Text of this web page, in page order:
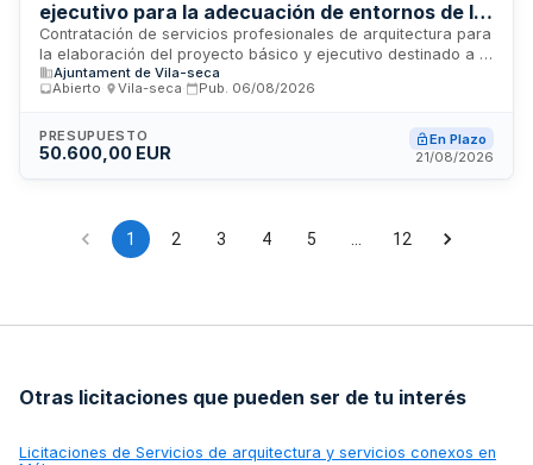
ejecutivo para la adecuación de entornos de la
bodega de Vila-seca
Contratación de servicios profesionales de arquitectura para
la elaboración del proyecto básico y ejecutivo destinado a la
adecuación de los entornos de la bodega de Vila-seca. El
servicio incluye la dirección de obra, estudios de seguridad
documentación técnica completa y coordinada. El
adjudicatario asumirá la responsabilidad integral del
Ajuntament de Vila-seca
Abierto
Vila-seca Pub. 06/08/2026
PRESUPUESTO
50.600,00 EUR
En Plazo
21/08/2026
1 2 3 4 5 12
Otras licitaciones que pueden ser de tu interés
Licitaciones de Servicios de arquitectura y servicios conexos en